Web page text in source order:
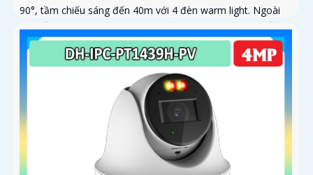
90°, tầm chiếu sáng đến 40m với 4 đèn warm light. Ngoài
ra, mẫu camera này còn đạt chuẩn chống nước IP66, hỗ trợ
thẻ nhớ tối đa 256GB, kết nối Wi-Fi 2